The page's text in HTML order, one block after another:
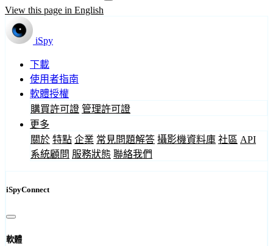
View this page in English
iSpy
下載
使用者指南
軟體授權
購買許可證 管理許可證
更多
關於 特點 企業 常見問題解答 攝影機資料庫 社區 API
系統顧問 服務狀態 聯絡我們
iSpyConnect
軟體